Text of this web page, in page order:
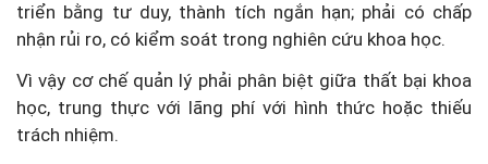
triển bằng tư duy, thành tích ngắn hạn; phải có chấp
nhận rủi ro, có kiểm soát trong nghiên cứu khoa học.
Vì vậy cơ chế quản lý phải phân biệt giữa thất bại khoa
học, trung thực với lãng phí với hình thức hoặc thiếu
trách nhiệm.